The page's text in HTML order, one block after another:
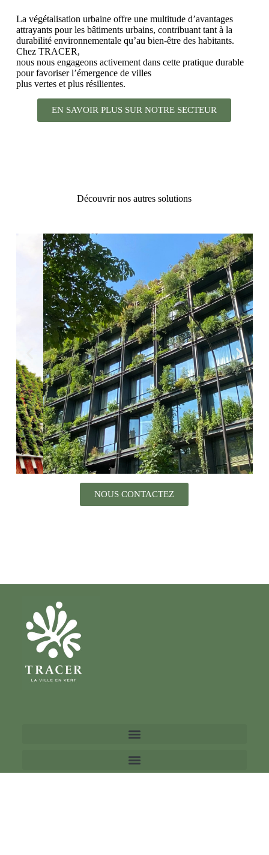
La végétalisation urbaine offre une multitude d’avantages
attrayants pour les bâtiments urbains, contribuant tant à la
durabilité environnementale qu’au bien-être des habitants.
Chez TRACER,
nous nous engageons activement dans cette pratique durable
pour favoriser l’émergence de villes
plus vertes et plus résilientes.
EN SAVOIR PLUS SUR NOTRE SECTEUR
Découvrir nos autres solutions
NOUS CONTACTEZ